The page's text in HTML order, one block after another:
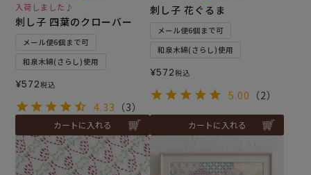
入荷しました♪
刺し子 四葉のクローバー
メール便6個まで可
和泉木綿(さらし)使用
¥572税込
4.33 （3）
カートに入れる
刺し子 花ぐるま
メール便6個まで可
和泉木綿(さらし)使用
¥572税込
5.00 （2）
カートに入れる